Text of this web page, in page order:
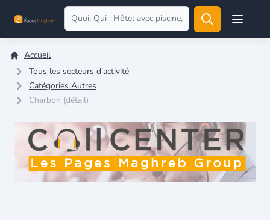
Open
Accueil
Tous les secteurs d'activité
Catégories Autres
Charbon (détail)